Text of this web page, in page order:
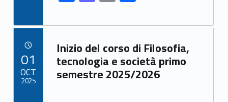
ac
e
b
o
o
as
to
d
o
n
m
ai
l
n
di
vi
di
Link identifier archive #link-archive-16735
Inizio del corso di Filosofia,
tecnologia e società primo
semestre 2025/2026
01
OCT
2025